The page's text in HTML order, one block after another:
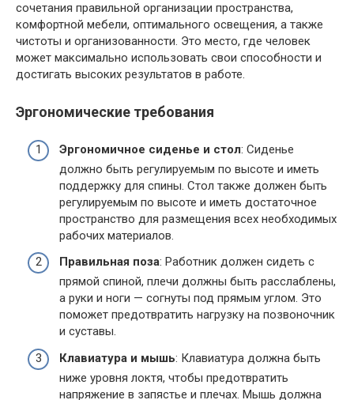
сочетания правильной организации пространства,
комфортной мебели, оптимального освещения, а также
чистоты и организованности. Это место, где человек
может максимально использовать свои способности и
достигать высоких результатов в работе.
Эргономические требования
Эргономичное сиденье и стол: Сиденье
должно быть регулируемым по высоте и иметь
поддержку для спины. Стол также должен быть
регулируемым по высоте и иметь достаточное
пространство для размещения всех необходимых
рабочих материалов.
Правильная поза: Работник должен сидеть с
прямой спиной, плечи должны быть расслаблены,
а руки и ноги — согнуты под прямым углом. Это
поможет предотвратить нагрузку на позвоночник
и суставы.
Клавиатура и мышь: Клавиатура должна быть
ниже уровня локтя, чтобы предотвратить
напряжение в запястье и плечах. Мышь должна